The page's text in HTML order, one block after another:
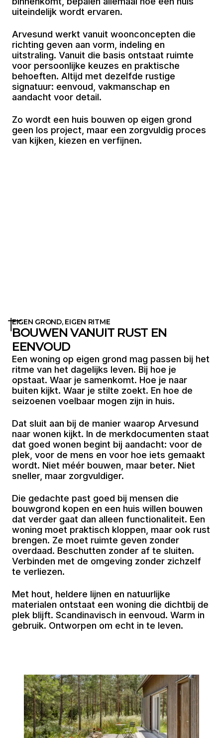
uiteindelijk wordt ervaren.
Arvesund werkt vanuit woonconcepten die
richting geven aan vorm, indeling en
uitstraling. Vanuit die basis ontstaat ruimte
voor persoonlijke keuzes en praktische
behoeften. Altijd met dezelfde rustige
signatuur: eenvoud, vakmanschap en
aandacht voor detail.
Zo wordt een huis bouwen op eigen grond
geen los project, maar een zorgvuldig proces
van kijken, kiezen en verfijnen.
EIGEN GROND, EIGEN RITME
BOUWEN VANUIT RUST EN
EENVOUD
Een woning op eigen grond mag passen bij het
ritme van het dagelijks leven. Bij hoe je
opstaat. Waar je samenkomt. Hoe je naar
buiten kijkt. Waar je stilte zoekt. En hoe de
seizoenen voelbaar mogen zijn in huis.
Dat sluit aan bij de manier waarop Arvesund
naar wonen kijkt. In de merkdocumenten staat
dat goed wonen begint bij aandacht: voor de
plek, voor de mens en voor hoe iets gemaakt
wordt. Niet méér bouwen, maar beter. Niet
sneller, maar zorgvuldiger.
Die gedachte past goed bij mensen die
bouwgrond kopen en een huis willen bouwen
dat verder gaat dan alleen functionaliteit. Een
woning moet praktisch kloppen, maar ook rust
brengen. Ze moet ruimte geven zonder
overdaad. Beschutten zonder af te sluiten.
Verbinden met de omgeving zonder zichzelf
te verliezen.
Met hout, heldere lijnen en natuurlijke
materialen ontstaat een woning die dichtbij de
plek blijft. Scandinavisch in eenvoud. Warm in
gebruik. Ontworpen om echt in te leven.